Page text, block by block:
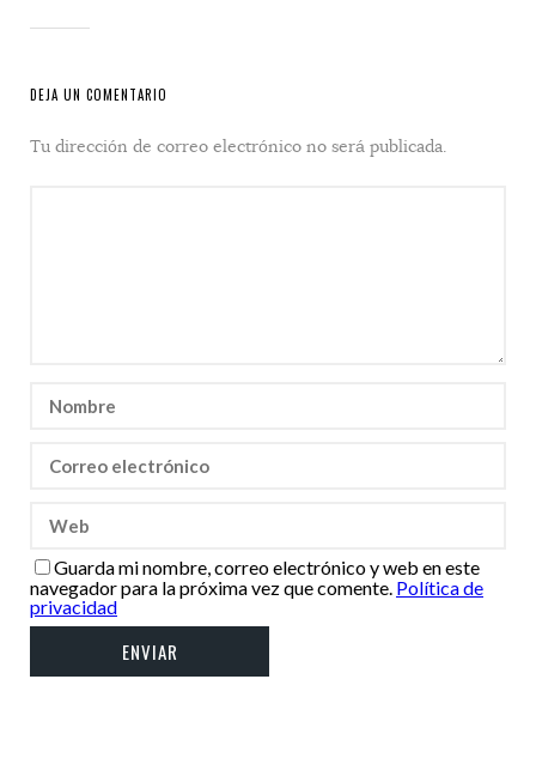
DEJA UN COMENTARIO
Tu dirección de correo electrónico no será publicada.
Guarda mi nombre, correo electrónico y web en este
navegador para la próxima vez que comente. Política de
privacidad